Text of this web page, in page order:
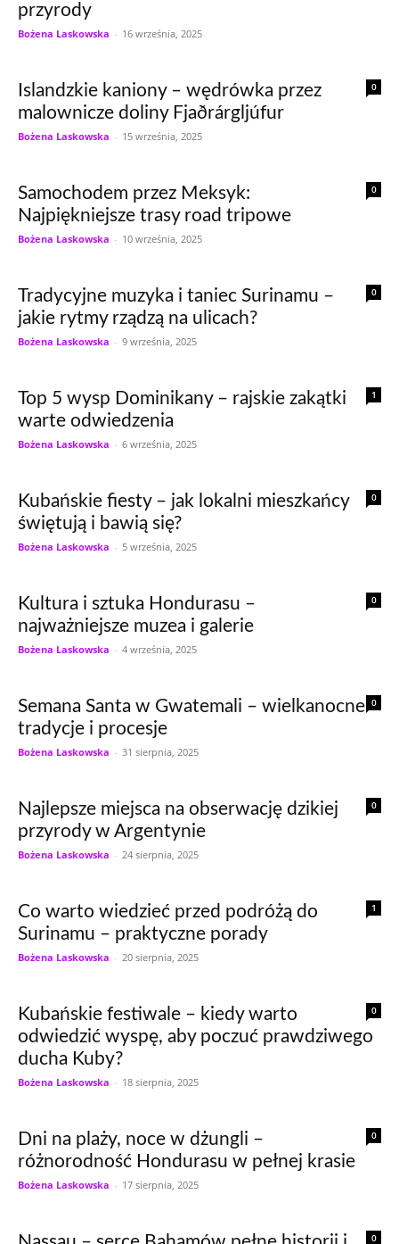
przyrody
Bożena Laskowska - 16 września, 2025
0
Islandzkie kaniony – wędrówka przez
malownicze doliny Fjaðrárgljúfur
Bożena Laskowska - 15 września, 2025
0
Samochodem przez Meksyk:
Najpiękniejsze trasy road tripowe
Bożena Laskowska - 10 września, 2025
0
Tradycyjne muzyka i taniec Surinamu –
jakie rytmy rządzą na ulicach?
Bożena Laskowska - 9 września, 2025
1
Top 5 wysp Dominikany – rajskie zakątki
warte odwiedzenia
Bożena Laskowska - 6 września, 2025
0
Kubańskie fiesty – jak lokalni mieszkańcy
świętują i bawią się?
Bożena Laskowska - 5 września, 2025
0
Kultura i sztuka Hondurasu –
najważniejsze muzea i galerie
Bożena Laskowska - 4 września, 2025
0
Semana Santa w Gwatemali – wielkanocne
tradycje i procesje
Bożena Laskowska - 31 sierpnia, 2025
0
Najlepsze miejsca na obserwację dzikiej
przyrody w Argentynie
Bożena Laskowska - 24 sierpnia, 2025
1
Co warto wiedzieć przed podróżą do
Surinamu – praktyczne porady
Bożena Laskowska - 20 sierpnia, 2025
0
Kubańskie festiwale – kiedy warto
odwiedzić wyspę, aby poczuć prawdziwego
ducha Kuby?
Bożena Laskowska - 18 sierpnia, 2025
0
Dni na plaży, noce w dżungli –
różnorodność Hondurasu w pełnej krasie
Bożena Laskowska - 17 sierpnia, 2025
0